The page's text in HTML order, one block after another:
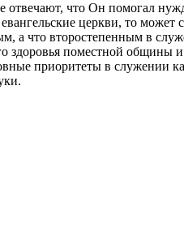
отвечают, что Он помогал
церкви, то может
а что второстепенным в
здоровья поместной
приоритеты в служении